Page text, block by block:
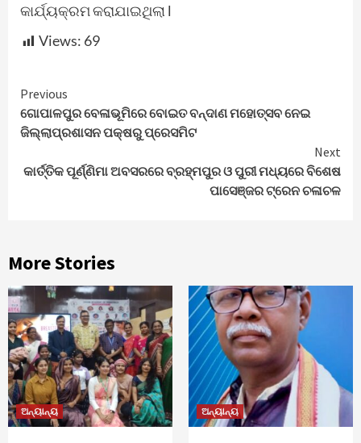
କାର୍ଯ୍ୟକ୍ରମ କରାଯାଇଥିଲା l
Views: 69
Continue
Reading
Previous
ଗୋପାଳପୁର ବେଳାଭୂମିରେ ବୋଇତ ବନ୍ଦାଣ ମହୋତ୍ସବ ନେଇ
ଜିଲ୍ଲାପ୍ରଶାସନ ପକ୍ଷରୁ ପ୍ରେସମିଟ
Next
କାର୍ତ୍ତିକ ପୂର୍ଣ୍ଣିମା ଅବସରରେ ବ୍ରହ୍ମପୁର ଓ ପୁରୀ ମଧ୍ୟରେ ବିଶେଷ
ପାସେଞ୍ଜର ଟ୍ରେନ ଚଳାଚଳ
More Stories
ଅନ୍ୟାନ୍ୟ ଅନ୍ୟାନ୍ୟ